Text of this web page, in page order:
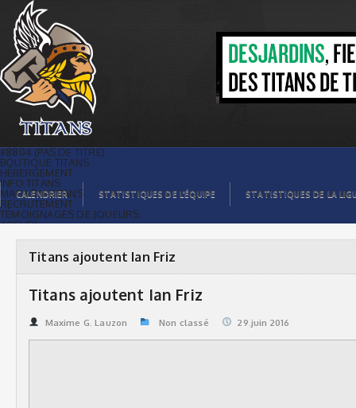
Titans ajoutent Ian Friz | Titans de
témiscaming
#8804 (PAS DE TITRE)
BOUTIQUE TITANS
HÉBERGEMENT
INFO TITANS
MAGASIN TITANS
RECRUTEMENT
TÉMOIGNAGES DE JOUEURS
ACCUEIL
GALERIE PHOTOS
STATISTIQUES
ORGANISATION
CALENDRIER
COMMANDITAIRES
STATISTIQUES DE LA LIGUE
CALENDRIER STATISTIQUES DE L’ÉQUIPE STATISTIQUES DE LA
Titans ajoutent Ian Friz
Titans ajoutent Ian Friz
Maxime G. Lauzon Non classé 29.juin 2016